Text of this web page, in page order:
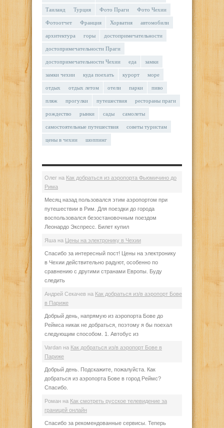
Таиланд Турция Фото Праги Фото Чехии
Фотоотчет Франция Хорватия автомобили
архитектура горы достопримечательности
достопримечательности Праги
достопримечательности Чехии еда замки
замки чехии куда поехать курорт море
отдых отдых летом отели парки пиво
пляж прогулки путешествия рестораны праги
рождество рынки сады самолеты
самостоятельные путешествия советы туристам
цены в чехии шоппинг
Олег на Как добраться из аэропорта Фьюмичино до
Рима
Месяц назад пользовался этим аэропортом при
путешествии в Рим. Для поездки до города
воспользовался безостановочным поездом
Леонардо Экспресс. Билет купил
Яша на Цены на электронику в Чехии
Спасибо за интересный пост! Цены на электронику
в Чехии действительно радуют, особенно по
сравнению с другими странами Европы. Буду
следить
Андрей Секачев на Как добраться из/в аэропорт Бове
в Париже
Добрый день, напрямую из аэропорта Бове до
Реймса никак не добраться, поэтому я бы поехал
следующим способом. 1. Автобус из
Vardan на Как добраться из/в аэропорт Бове в
Париже
Добрый день. Подскажите, пожалуйста. Как
добраться из аэропорта Бове в город Реймс?
Спасибо.
Роман на Как смотреть русское телевидение за
границей онлайн
Спасибо за рекомендованные сервисы. Теперь